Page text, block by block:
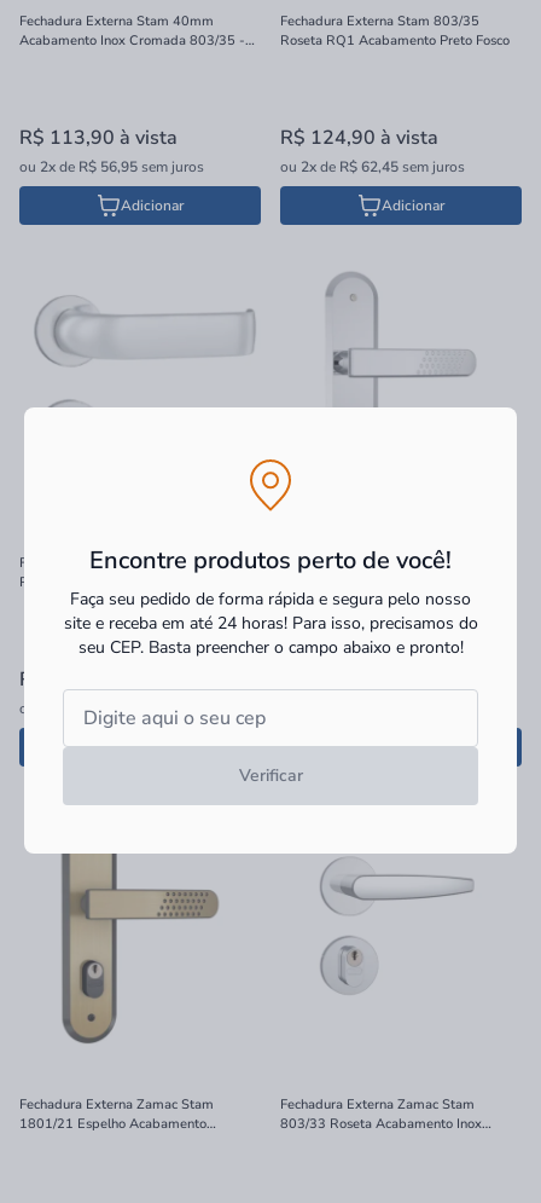
Encontre produtos perto de você!
Faça seu pedido de forma rápida e segura pelo nosso
site e receba em até 24 horas! Para isso, precisamos do
seu CEP. Basta preencher o campo abaixo e pronto!
Verificar
Fechadura Externa Stam 40mm
Acabamento Inox Cromada 803/35 -
R$ 113,90 à vista
ou 2xde R$ 56,95sem juros
Adicionar
Fechadura Externa Stam 803/35
Roseta RQ1 Acabamento Preto Fosco
R$ 124,90 à vista
ou 2xde R$ 62,45sem juros
Adicionar
Fechadura Externa Stam Classic 55mm
Roseta Redonda Acabamento Inox
R$ 224,90
ou R$ 56,22
sem juros
Adicionar
Fechadura Externa Zamac Stam
40mm
Adicionar
Fechadura Externa Zamac Stam
1801/21 Espelho Acabamento
Fechadura Externa Zamac Stam
803/33 Roseta Acabamento Inox